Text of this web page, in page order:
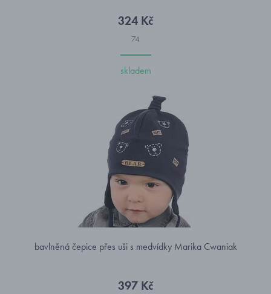
324 Kč
74
skladem
bavlněná čepice přes uši s medvídky Marika Cwaniak
397 Kč